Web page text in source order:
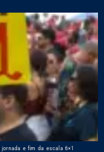
e fim da escala 6×1